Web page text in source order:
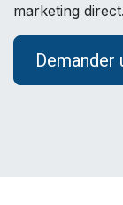
marketing direct.
Demander